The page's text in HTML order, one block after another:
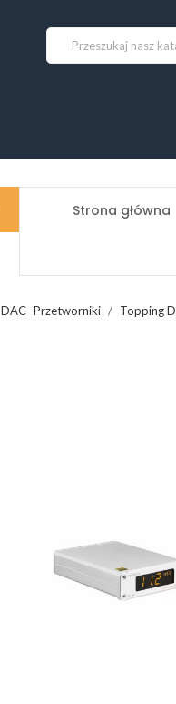
Strona główna
DAC -Przetworniki Topping